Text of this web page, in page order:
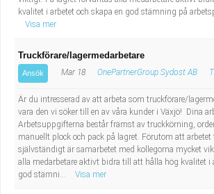
kvalitet i arbetet och skapa en god stämning på
Visa mer
Truckförare/lagermedarbetare
Ansök Mar 18 OnePartnerGroup Sydost AB
Är du intresserad av att arbeta som truckförare/
vara den vi söker till en av våra kunder i Växjö! Dina
Arbetsuppgifterna består främst av truckkörning,
manuellt plock och pack på lagret. Förutom att
självständigt är samarbetet med kollegorna mycket
alla medarbetare aktivt bidra till att hålla hög kvalitet i
god stämni...
Visa mer